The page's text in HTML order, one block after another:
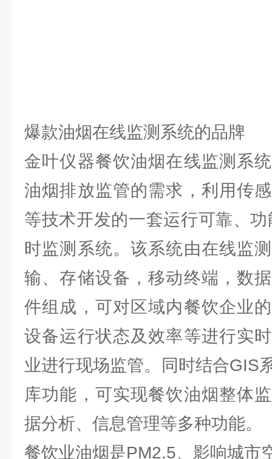
爆款油烟在线监测系统的品牌
金叶仪器餐饮油烟在线监测系
油烟排放监管的需求，利用传
等技术开发的一套运行可靠、
时监测系统。该系统由在线监
输、存储设备，移动终端，数
件组成，可对区域内餐饮企业
设备运行状态及效率等进行实
业进行现场监管。同时结合GIS
库功能，可实现餐饮油烟整体
据分析、信息管理等多种功能。
餐饮业油烟是PM2.5、影响城市